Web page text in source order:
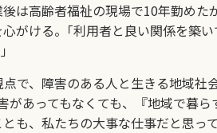
は高齢者福祉の現場で10年勤めた
がける。｢利用者と良い関係を築
で、障害のある人と生きる地域社
あってもなくても、『地域で暮ら
も、私たちの大事な仕事だと思っ